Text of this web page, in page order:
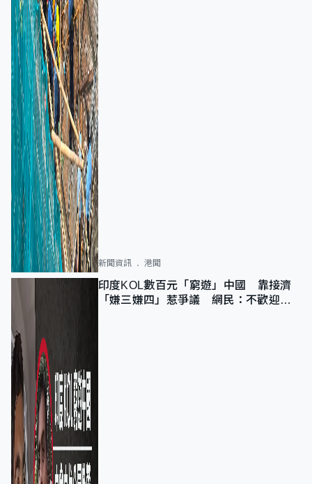
新聞資訊 港聞
印度KOL數百元「窮遊」中國 靠接濟
「嫌三嫌四」惹爭議 網民：不歡迎劣